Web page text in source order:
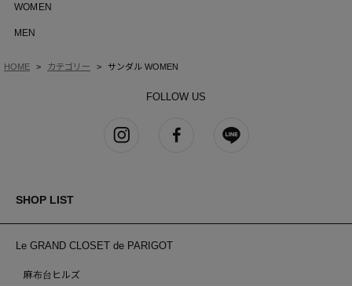
WOMEN
MEN
HOME カテゴリー サンダル WOMEN
FOLLOW US
SHOP LIST
Le GRAND CLOSET de PARIGOT
麻布台ヒルズ